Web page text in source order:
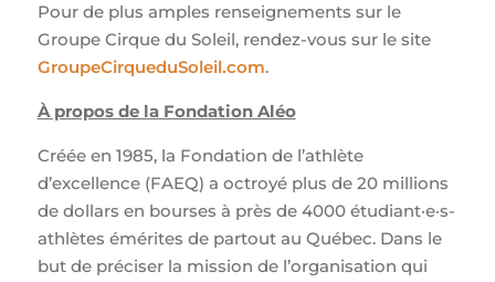
Pour de plus amples renseignements sur le
Groupe Cirque du Soleil, rendez-vous sur le site
GroupeCirqueduSoleil.com.
À propos de la Fondation Aléo
Créée en 1985, la Fondation de l’athlète
d’excellence (FAEQ) a octroyé plus de 20 millions
de dollars en bourses à près de 4000 étudiant·e·s-
athlètes émérites de partout au Québec. Dans le
but de préciser la mission de l’organisation qui